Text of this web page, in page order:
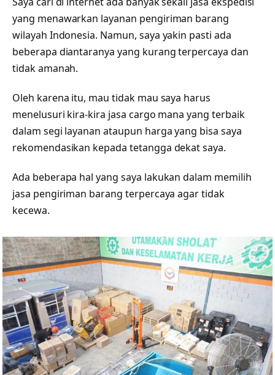
yang menawarkan layanan pengiriman barang
wilayah Indonesia. Namun, saya yakin pasti ada
beberapa diantaranya yang kurang terpercaya dan
tidak amanah.
Oleh karena itu, mau tidak mau saya harus
menelusuri kira-kira jasa cargo mana yang terbaik
dalam segi layanan ataupun harga yang bisa saya
rekomendasikan kepada tetangga dekat saya.
Ada beberapa hal yang saya lakukan dalam memilih
jasa pengiriman barang terpercaya agar tidak
kecewa.